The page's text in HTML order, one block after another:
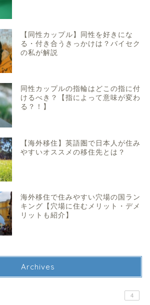
【同性カップル】同性を好きにな
る・付き合うきっかけは？バイセク
の私が解説
同性カップルの指輪はどこの指に付
けるべき？【指によって意味が変わ
る？！】
【海外移住】英語圏で日本人が住み
やすいオススメの移住先とは？
海外移住で住みやすい穴場の国ラン
キング【穴場に住むメリット・デメ
リットも紹介】
Archives
4